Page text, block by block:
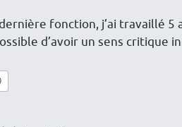
fonction, j’ai travaillé
d’avoir un sens critique